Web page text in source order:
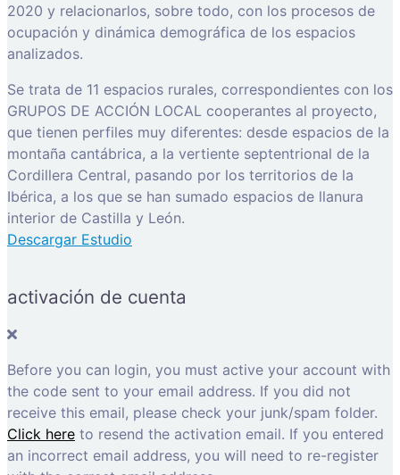
2020 y relacionarlos, sobre todo, con los procesos de
ocupación y dinámica demográfica de los espacios
analizados.
Se trata de 11 espacios rurales, correspondientes con los
GRUPOS DE ACCIÓN LOCAL cooperantes al proyecto,
que tienen perfiles muy diferentes: desde espacios de la
montaña cantábrica, a la vertiente septentrional de la
Cordillera Central, pasando por los territorios de la
Ibérica, a los que se han sumado espacios de llanura
interior de Castilla y León.
Descargar Estudio
activación de cuenta
Before you can login, you must active your account with
the code sent to your email address. If you did not
receive this email, please check your junk/spam folder.
Click here to resend the activation email. If you entered
an incorrect email address, you will need to re-register